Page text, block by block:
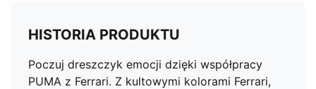
HISTORIA PRODUKTU
Poczuj dreszczyk emocji dzięki współpracy
PUMA z Ferrari. Z kultowymi kolorami Ferrari,